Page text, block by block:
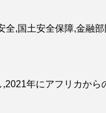
全,国土安全保障,金融
年にアフリカから